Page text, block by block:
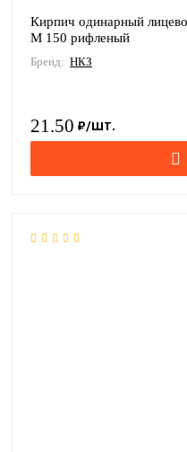
Кирпич одинарный
М 150 рифленый
Бренд: НКЗ
21.50